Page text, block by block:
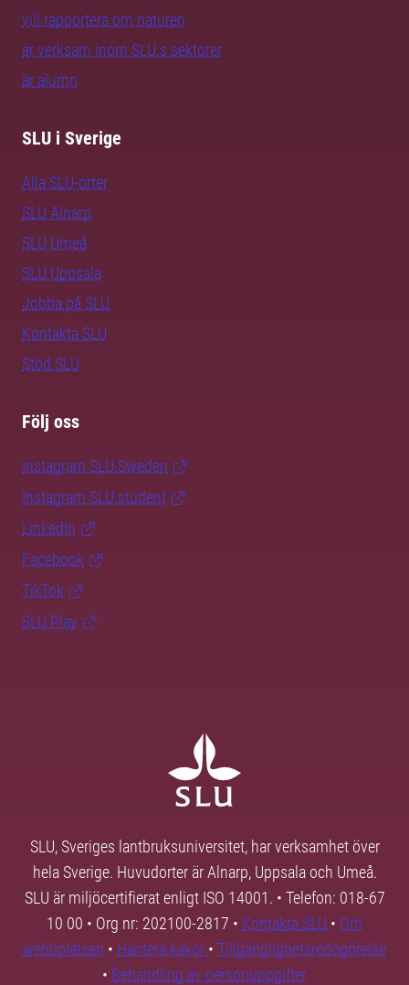
vill rapportera om naturen
är verksam inom SLU:s sektorer
är alumn
SLU i Sverige
Alla SLU-orter
SLU Alnarp
SLU Umeå
SLU Uppsala
Jobba på SLU
Kontakta SLU
Stöd SLU
Följ oss
Instagram SLU.Sweden
Instagram SLU.student
LinkedIn
Facebook
TikTok
SLU Play
SLU, Sveriges lantbruksuniversitet, har verksamhet över
hela Sverige. Huvudorter är Alnarp, Uppsala och Umeå.
SLU är miljöcertifierat enligt ISO 14001. • Telefon: 018-67
10 00 • Org nr: 202100-2817 • Kontakta SLU • Om
webbplatsen • Hantera kakor • Tillgänglighetsredogörelse
• Behandling av personuppgifter